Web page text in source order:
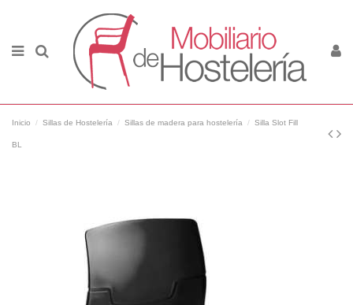
Inicio Sillas de Hostelería Sillas de madera para hostelería Silla Slot Fill
BL